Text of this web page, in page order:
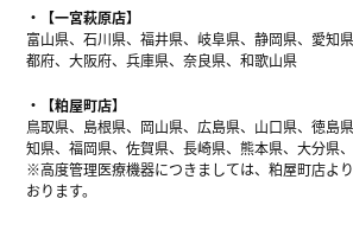
【一宮萩原店】
富山県、石川県、福井県、岐阜県、静岡県、愛知
都府、大阪府、兵庫県、奈良県、和歌山県
【粕屋町店】
鳥取県、島根県、岡山県、広島県、山口県、徳島
知県、福岡県、佐賀県、長崎県、熊本県、大分県
※高度管理医療機器につきましては、粕屋町店よ
おります。